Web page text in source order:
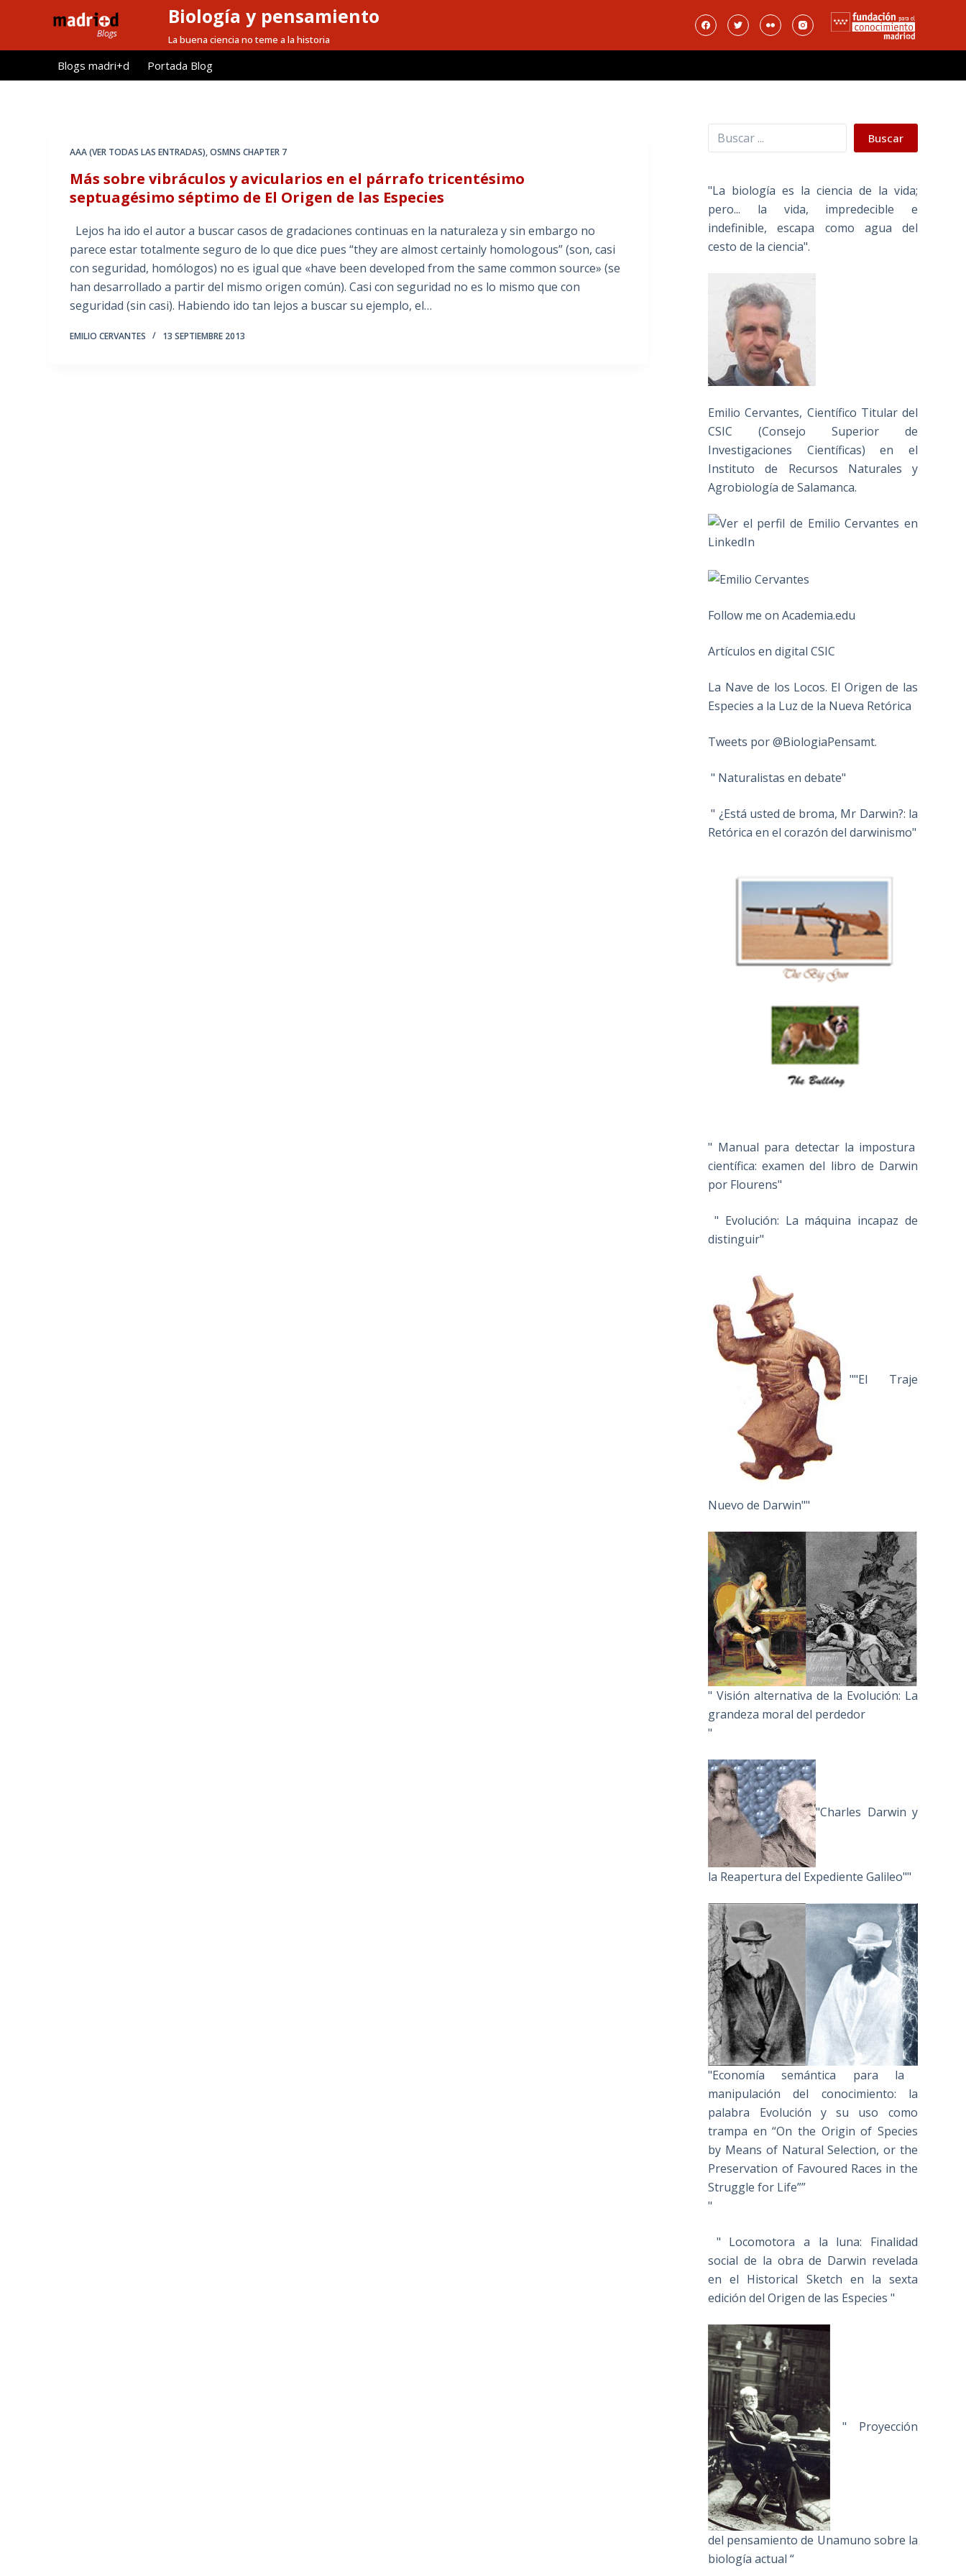
l
Biología y pensamiento
La buena ciencia no teme a la historia
Blogs madri+d Portada Blog
AAA (VER TODAS LAS ENTRADAS),OSMNS CHAPTER 7
Más sobre vibráculos y avicularios en el párrafo tricentésimo
septuagésimo séptimo de El Origen de las Especies
Lejos ha ido el autor a buscar casos de gradaciones continuas en la naturaleza y sin embargo no
parece estar totalmente seguro de lo que dice pues “they are almost certainly homologous” (son, casi
con seguridad, homólogos) no es igual que «have been developed from the same common source» (se
han desarrollado a partir del mismo origen común). Casi con seguridad no es lo mismo que con
seguridad (sin casi). Habiendo ido tan lejos a buscar su ejemplo, el…
EMILIO CERVANTES 13 SEPTIEMBRE 2013
Buscar Buscar
"La biología es la ciencia de la vida;
pero... la vida, impredecible e
indefinible, escapa como agua del
cesto de la ciencia".
Emilio Cervantes, Científico Titular del
CSIC (Consejo Superior de
Investigaciones Científicas) en el
Instituto de Recursos Naturales y
Agrobiología de Salamanca.
Follow me on Academia.edu
Artículos en digital CSIC
La Nave de los Locos. El Origen de las
Especies a la Luz de la Nueva Retórica
Tweets por @BiologiaPensamt.
" Naturalistas en debate"
" ¿Está usted de broma, Mr Darwin?: la
Retórica en el corazón del darwinismo"
" Manual para detectar la impostura
científica: examen del libro de Darwin
por Flourens"
" Evolución: La máquina incapaz de
distinguir"
""El Traje
Nuevo de Darwin""
" Visión alternativa de la Evolución: La
grandeza moral del perdedor
"
"Charles Darwin y
la Reapertura del Expediente Galileo""
"Economía semántica para la
manipulación del conocimiento: la
palabra Evolución y su uso como
trampa en “On the Origin of Species
by Means of Natural Selection, or the
Preservation of Favoured Races in the
Struggle for Life””
"
" Locomotora a la luna: Finalidad
social de la obra de Darwin revelada
en el Historical Sketch en la sexta
edición del Origen de las Especies "
" Proyección
del pensamiento de Unamuno sobre la
biología actual “